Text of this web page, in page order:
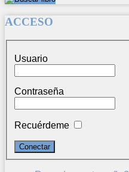
ACCESO
Usuario
Contraseña
Recuérdeme